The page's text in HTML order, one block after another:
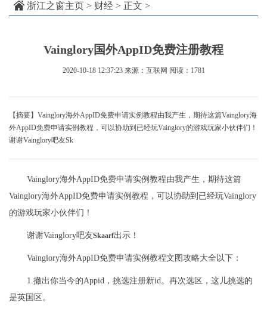
浙江之窗主页 > 财经 > 正文 >
Vainglory国外AppID免费注册教程
2020-10-18 12:37:23 来源：互联网 阅读：1781
【摘要】Vainglory海外AppID免费申请实例教程由我产生，期待这篇Vainglory海
外AppID免费申请实例教程，可以协助到已经玩Vainglory的游戏玩家小伙伴们！
谢谢Vainglory吧友Sk
Vainglory海外AppID免费申请实例教程由我产生，期待这篇
Vainglory海外AppID免费申请实例教程，可以协助到已经玩Vainglory
的游戏玩家小伙伴们！
谢谢Vainglory吧友Skaarf出示！
Vainglory海外AppID免费申请实例教程文图攻略大全以下：
1.撤出你当今的Appid，挑选注册新id。再次选区，这儿挑选的
是英国区。